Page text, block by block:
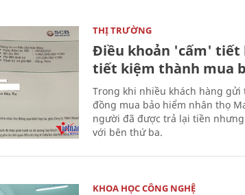
THỊ TRƯỜNG
Điều khoản 'cấm'
tiết kiệm thành mua
Trong khi nhiều khách hàng
đồng mua bảo hiểm nhân thọ
người đã được trả lại tiền
với bên thứ ba.
KHOA HỌC CÔNG NGHỆ